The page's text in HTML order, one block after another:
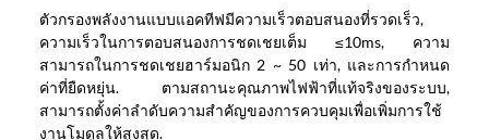
ตัวกรองพลังงานแบบแอคทีฟมีความเร็วตอบสนองที่รวดเร็ว,
ความเร็วในการตอบสนองการชดเชยเต็ม ≤10ms, ความ
สามารถในการชดเชยฮาร์มอนิก 2 ~ 50 เท่า, และการกำหนด
ค่าที่ยืดหยุ่น. ตามสถานะคุณภาพไฟฟ้าที่แท้จริงของระบบ,
สามารถตั้งค่าลำดับความสำคัญของการควบคุมเพื่อเพิ่มการใช้
งานโมดูลให้สูงสุด.